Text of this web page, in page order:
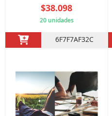
$38.098
20 unidades
6F7F7AF32C